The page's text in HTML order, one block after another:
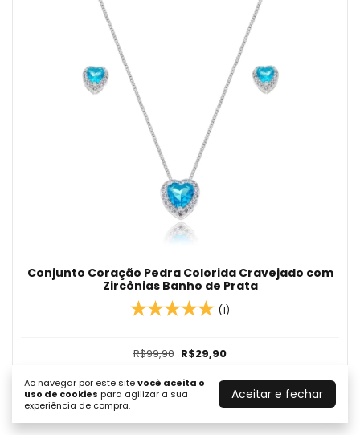
Ao navegar por este sitevocê aceita o
uso de cookies para agilizar a sua
experiência de compra.
Aceitar e fechar
Conjunto Coração Pedra Colorida Cravejado com
Zircônias Banho de Prata
(1)
R$99,90 R$29,90
COMPRAR